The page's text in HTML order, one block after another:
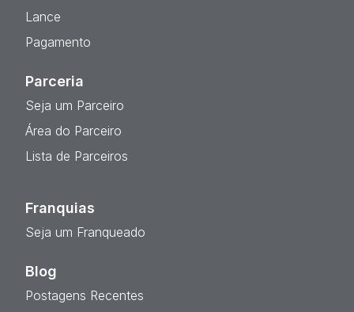
Lance
Pagamento
Parceria
Seja um Parceiro
Área do Parceiro
Lista de Parceiros
Franquias
Seja um Franqueado
Blog
Postagens Recentes